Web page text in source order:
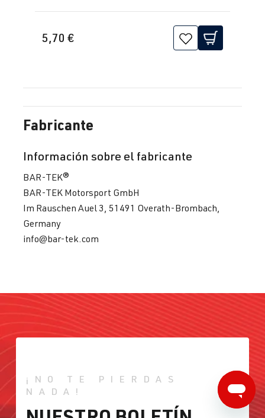
5,70 €
Fabricante
Información sobre el fabricante
BAR-TEK®
BAR-TEK Motorsport GmbH
Im Rauschen Auel 3, 51491 Overath-Brombach,
Germany
info@bar-tek.com
¡NO TE PIERDAS
NADA!